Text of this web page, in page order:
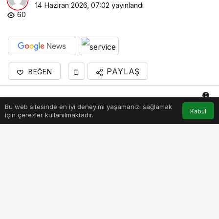
14 Haziran 2026, 07:02 yayınlandı
60
BEĞEN PAYLAŞ
Takımımızın FİFA 2026 Dünya Kupası maçlarını
dev ekranda yayınlıyor. Bu kapsamda Kocaelili
Bu web sitesinde en iyi deneyimi yaşamanızı sağlamak
için çerezler kullanılmaktadır.
Kabul
Anasayfa Akış Hesabım Bildirimler
0